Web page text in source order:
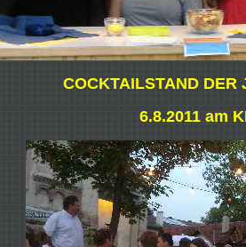
COCKTAILSTAND
6.8.2011 am